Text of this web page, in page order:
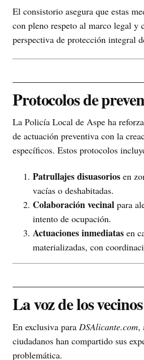
El consistorio asegura que estas
con pleno respeto al marco legal y
perspectiva de protección integral
Protocolos de
La Policía Local de Aspe ha
de actuación preventiva con la
específicos. Estos protocolos
Patrullajes disuasorios en
vacías o deshabitadas.
Colaboración vecinal para
intento de ocupación.
Actuaciones inmediatas en
materializadas, con
La voz de los vecinos
En exclusiva para DSAlicante.com,
ciudadanos han compartido sus
problemática.